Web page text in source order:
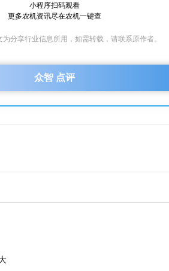
小程序扫码观看
更多农机资讯尽在农机一键查
分享行业信息所用，如需转载，请联系原作者。
众智 点评